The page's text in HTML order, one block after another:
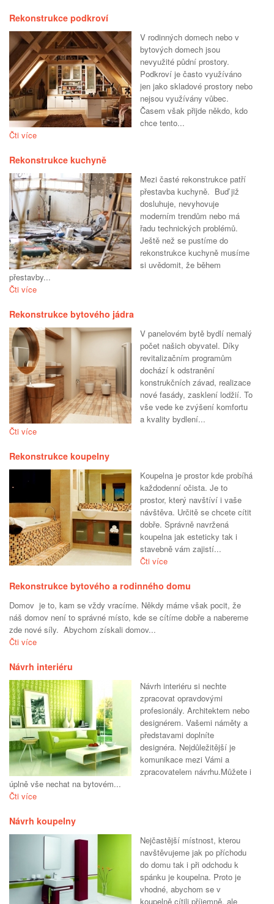
Rekonstrukce podkroví
V rodinných domech nebo v
bytových domech jsou
nevyužité půdní prostory.
Podkroví je často využíváno
jen jako skladové prostory nebo
nejsou využívány vůbec.
Časem však přijde někdo, kdo
chce tento...
Čti více
Rekonstrukce kuchyně
Mezi časté rekonstrukce patří
přestavba kuchyně. Buď již
dosluhuje, nevyhovuje
moderním trendům nebo má
řadu technických problémů.
Ještě než se pustíme do
rekonstrukce kuchyně musíme
si uvědomit, že během
přestavby...
Čti více
Rekonstrukce bytového jádra
V panelovém bytě bydlí nemalý
počet našich obyvatel. Díky
revitalizačním programům
dochází k odstranění
konstrukčních závad, realizace
nové fasády, zasklení lodžií. To
vše vede ke zvýšení komfortu
a kvality bydlení...
Čti více
Rekonstrukce koupelny
Koupelna je prostor kde probíhá
každodenní očista. Je to
prostor, který navštíví i vaše
návštěva. Určitě se chcete cítit
dobře. Správně navržená
koupelna jak esteticky tak i
stavebně vám zajistí...
Čti více
Rekonstrukce bytového a rodinného domu
Domov je to, kam se vždy vracíme. Někdy máme však pocit, že
náš domov není to správné místo, kde se cítíme dobře a nabereme
zde nové síly. Abychom získali domov...
Čti více
Návrh interiéru
Návrh interiéru si nechte
zpracovat opravdovými
profesionály. Architektem nebo
designérem. Vašemi náměty a
představami doplníte
designéra. Nejdůležitější je
komunikace mezi Vámi a
zpracovatelem návrhu.Můžete i
úplně vše nechat na bytovém...
Čti více
Návrh koupelny
Nejčastější místnost, kterou
navštěvujeme jak po příchodu
do domu tak i při odchodu k
spánku je koupelna. Proto je
vhodné, abychom se v
koupelně cítili příjemně, ale